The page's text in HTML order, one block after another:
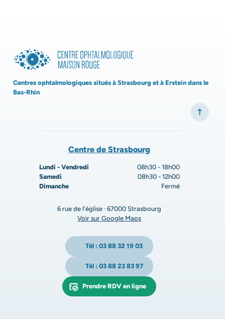
Centres ophtalmologiques situés à Strasbourg et à Erstein dans le
Bas-Rhin
Centre de Strasbourg
Lundi - Vendredi
08h30 - 18h00
Samedi
08h30 - 12h00
Dimanche
Fermé
6 rue de l'église · 67000 Strasbourg
Voir sur Google Maps
Tél : 03 88 32 19 03
Tél : 03 88 23 83 97
Prendre RDV en ligne